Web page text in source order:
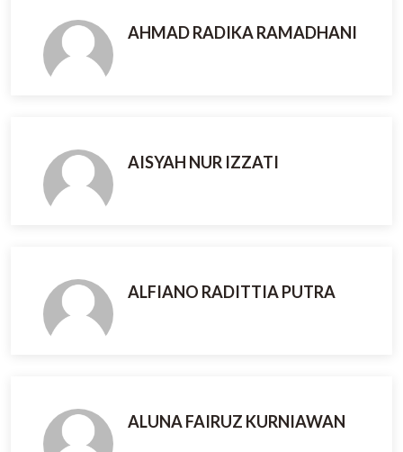
AHMAD RADIKA RAMADHANI
AISYAH NUR IZZATI
ALFIANO RADITTIA PUTRA
ALUNA FAIRUZ KURNIAWAN